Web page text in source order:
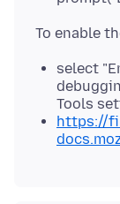
select
Tools
https://